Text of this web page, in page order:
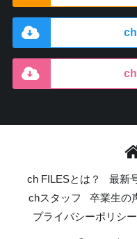
ch FILESとは？ 最新
chスタッフ
卒業生の
プライバシーポリシー